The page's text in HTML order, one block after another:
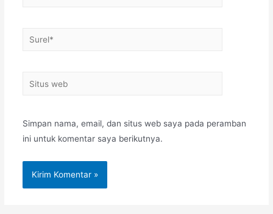
Simpan nama, email, dan situs web saya pada peramban
ini untuk komentar saya berikutnya.